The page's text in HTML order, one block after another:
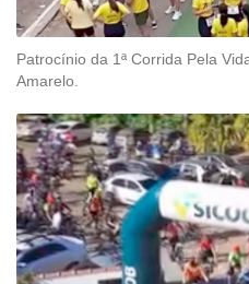
Patrocínio da 1ª Corrida Pela
Amarelo.